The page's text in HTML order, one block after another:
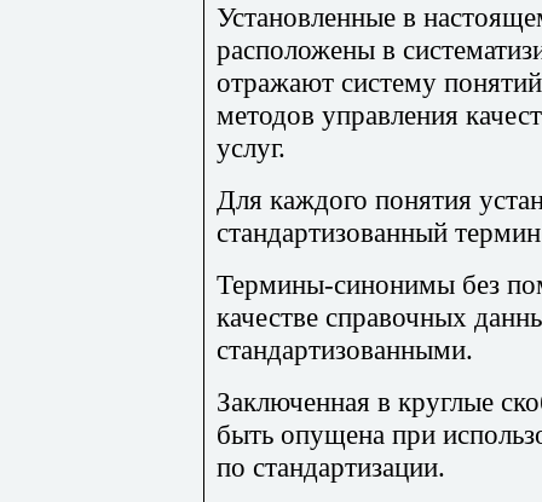
Установленные в
расположены в
отражают систему
методов управления
услуг.
Для каждого понятия
стандартизованный
Термины-синонимы без
качестве справочных
стандартизованными.
Заключенная в круглые
быть опущена при
по стандартизации.